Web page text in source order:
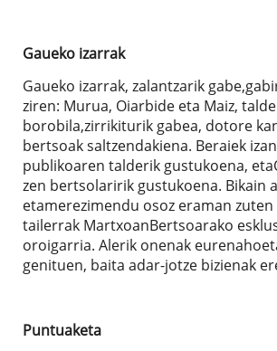
Gaueko izarrak
Gaueko izarrak, zalantzarik
ziren: Murua, Oiarbide eta Maiz, talde
borobila,zirrikiturik gabea, dotore
bertsoak saltzendakiena. Beraiek
publikoaren talderik gustukoena,
zen bertsolaririk gustukoena. Bikain
etamerezimendu osoz eraman
tailerrak MartxoanBertsoarako
oroigarria. Alerik onenak
genituen, baita adar-jotze bizienak
Puntuaketa